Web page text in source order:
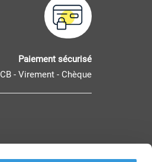
Paiement sécurisé
CB - Virement - Chèque